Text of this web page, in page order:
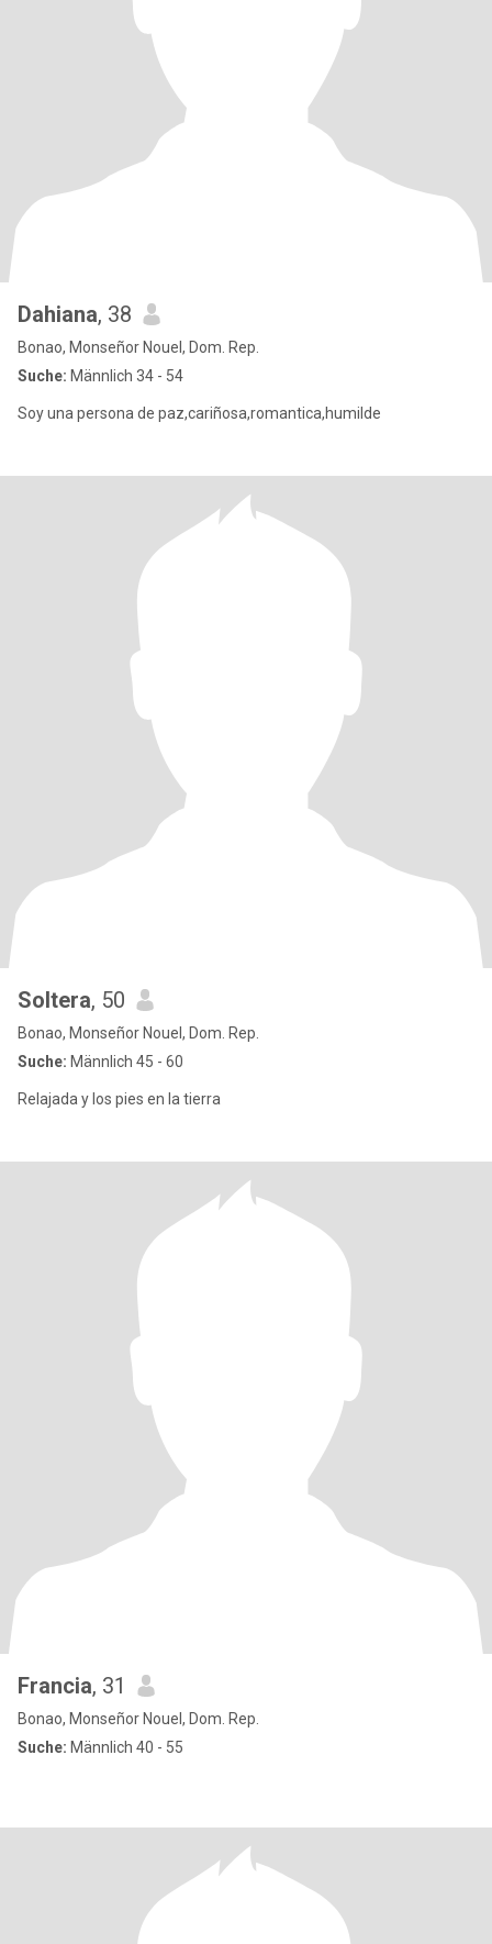
Dahiana, 38
Bonao, Monseñor Nouel, Dom. Rep.
Suche: Männlich 34 - 54
Soy una persona de paz,cariñosa,romantica,humilde
Soltera, 50
Bonao, Monseñor Nouel, Dom. Rep.
Suche: Männlich 45 - 60
Relajada y los pies en la tierra
Francia, 31
Bonao, Monseñor Nouel, Dom. Rep.
Suche: Männlich 40 - 55